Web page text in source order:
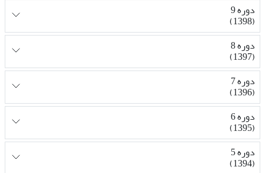
دوره 9
(1398)
دوره 8
(1397)
دوره 7
(1396)
دوره 6
(1395)
دوره 5
(1394)